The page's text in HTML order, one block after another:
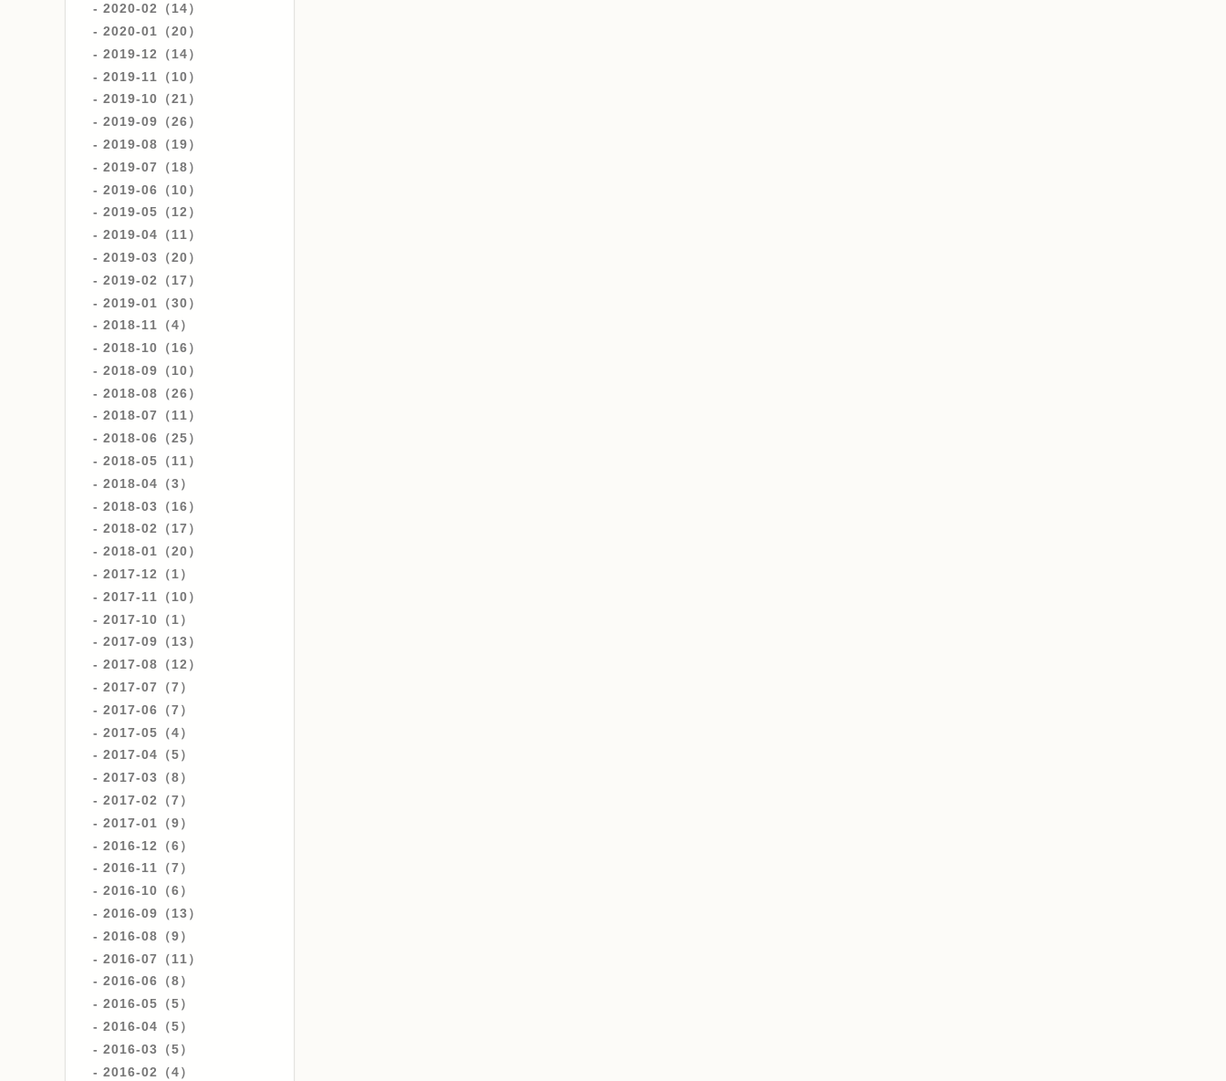
2020-02（14）
2020-01（20）
2019-12（14）
2019-11（10）
2019-10（21）
2019-09（26）
2019-08（19）
2019-07（18）
2019-06（10）
2019-05（12）
2019-04（11）
2019-03（20）
2019-02（17）
2019-01（30）
2018-11（4）
2018-10（16）
2018-09（10）
2018-08（26）
2018-07（11）
2018-06（25）
2018-05（11）
2018-04（3）
2018-03（16）
2018-02（17）
2018-01（20）
2017-12（1）
2017-11（10）
2017-10（1）
2017-09（13）
2017-08（12）
2017-07（7）
2017-06（7）
2017-05（4）
2017-04（5）
2017-03（8）
2017-02（7）
2017-01（9）
2016-12（6）
2016-11（7）
2016-10（6）
2016-09（13）
2016-08（9）
2016-07（11）
2016-06（8）
2016-05（5）
2016-04（5）
2016-03（5）
2016-02（4）